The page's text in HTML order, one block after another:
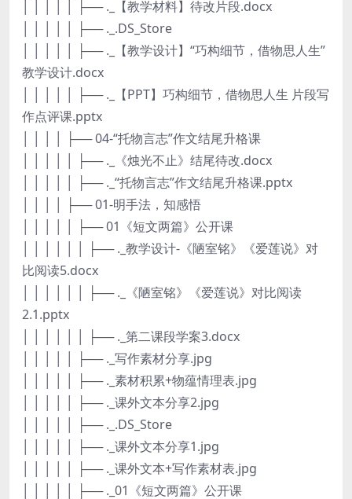
│ │ │ │ │ ├── ._【教学材料】待改片段.docx
│ │ │ │ │ ├── ._.DS_Store
│ │ │ │ │ ├── ._【教学设计】“巧构细节，借物思人生”
教学设计.docx
│ │ │ │ │ ├── ._【PPT】巧构细节，借物思人生 片段写
作点评课.pptx
│ │ │ │ ├── 04-“托物言志”作文结尾升格课
│ │ │ │ │ ├── ._《烛光不止》结尾待改.docx
│ │ │ │ │ ├── ._“托物言志”作文结尾升格课.pptx
│ │ │ │ ├── 01-明手法，知感悟
│ │ │ │ │ ├── 01《短文两篇》公开课
│ │ │ │ │ │ ├── ._教学设计-《陋室铭》《爱莲说》对
比阅读5.docx
│ │ │ │ │ │ ├── ._《陋室铭》《爱莲说》对比阅读
2.1.pptx
│ │ │ │ │ │ ├── ._第二课段学案3.docx
│ │ │ │ │ ├── ._写作素材分享.jpg
│ │ │ │ │ ├── ._素材积累+物蕴情理表.jpg
│ │ │ │ │ ├── ._课外文本分享2.jpg
│ │ │ │ │ ├── ._.DS_Store
│ │ │ │ │ ├── ._课外文本分享1.jpg
│ │ │ │ │ ├── ._课外文本+写作素材表.jpg
│ │ │ │ │ ├── ._01《短文两篇》公开课